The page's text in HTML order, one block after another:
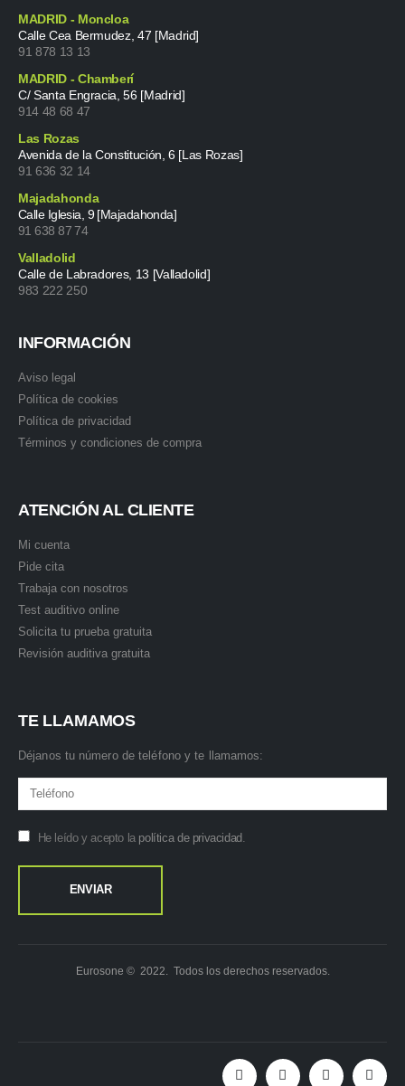
MADRID - Moncloa
Calle Cea Bermudez, 47 [Madrid]
91 878 13 13
MADRID - Chamberí
C/ Santa Engracia, 56 [Madrid]
914 48 68 47
Las Rozas
Avenida de la Constitución, 6 [Las Rozas]
91 636 32 14
Majadahonda
Calle Iglesia, 9 [Majadahonda]
91 638 87 74
Valladolid
Calle de Labradores, 13 [Valladolid]
983 222 250
INFORMACIÓN
Aviso legal
Política de cookies
Política de privacidad
Términos y condiciones de compra
ATENCIÓN AL CLIENTE
Mi cuenta
Pide cita
Trabaja con nosotros
Test auditivo online
Solicita tu prueba gratuita
Revisión auditiva gratuita
TE LLAMAMOS
Déjanos tu número de teléfono y te llamamos:
He leído y acepto la política de privacidad.
Eurosone © 2022. Todos los derechos reservados.